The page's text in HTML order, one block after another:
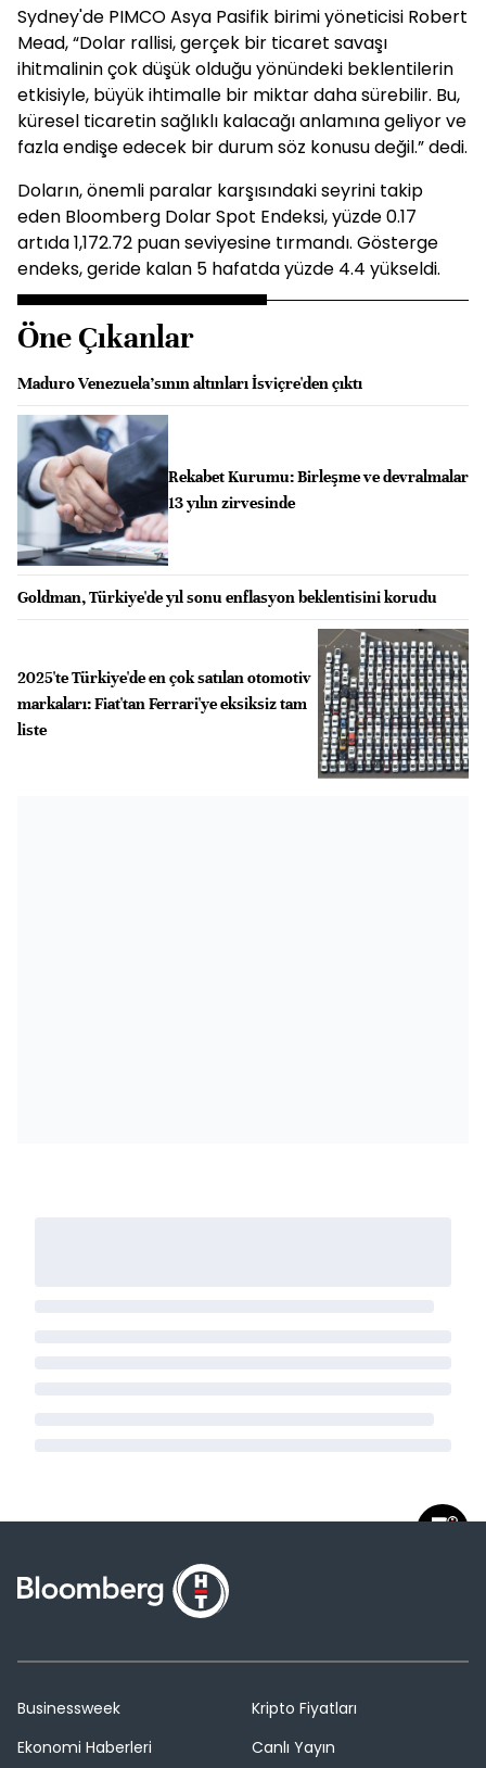
Sydney'de PIMCO Asya Pasifik birimi yöneticisi Robert
Mead, “Dolar rallisi, gerçek bir ticaret savaşı
ihitmalinin çok düşük olduğu yönündeki beklentilerin
etkisiyle, büyük ihtimalle bir miktar daha sürebilir. Bu,
küresel ticaretin sağlıklı kalacağı anlamına geliyor ve
fazla endişe edecek bir durum söz konusu değil.” dedi.
Doların, önemli paralar karşısındaki seyrini takip
eden Bloomberg Dolar Spot Endeksi, yüzde 0.17
artıda 1,172.72 puan seviyesine tırmandı. Gösterge
endeks, geride kalan 5 hafatda yüzde 4.4 yükseldi.
Öne Çıkanlar
Maduro Venezuela'sının altınları İsviçre'den çıktı
Rekabet Kurumu: Birleşme ve devralmalar
13 yılın zirvesinde
Goldman, Türkiye'de yıl sonu enflasyon beklentisini korudu
2025'te Türkiye'de en çok satılan otomotiv
markaları: Fiat'tan Ferrari'ye eksiksiz tam
liste
Businessweek
Ekonomi Haberleri
Kripto Fiyatları
Canlı Yayın